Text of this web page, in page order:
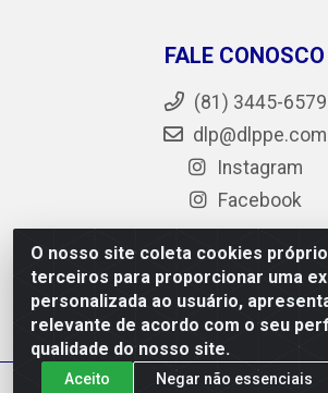
O nosso site coleta cookies
terceiros para proporcionar uma
personalizada ao usuário,
relevante de acordo com o seu
qualidade do nosso site.
Aceito Negar não essenciais
FALE CONOSCO
(81) 3445-6579
dlp@dlppe.com
Instagram
Facebook
DLP - AV. Engenheiro Abdias de
PE - CEP 50.640-525 - CNPJ